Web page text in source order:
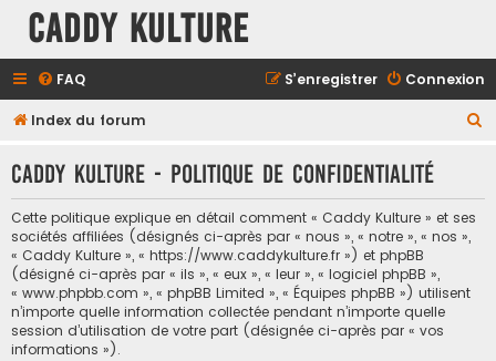
Caddy Kulture
FAQ Connexion
S’enregistrer
Index du forum
h
Caddy Kulture - Politique de confidentialité
Cette politique explique en détail comment « Caddy Kulture » et ses
sociétés affiliées (désignés ci-après par « nous », « notre », « nos »,
« Caddy Kulture », « https://www.caddykulture.fr ») et phpBB
(désigné ci-après par « ils », « eux », « leur », « logiciel phpBB »,
« www.phpbb.com », « phpBB Limited », « Équipes phpBB ») utilisent
n’importe quelle information collectée pendant n’importe quelle
session d’utilisation de votre part (désignée ci-après par « vos
informations »).